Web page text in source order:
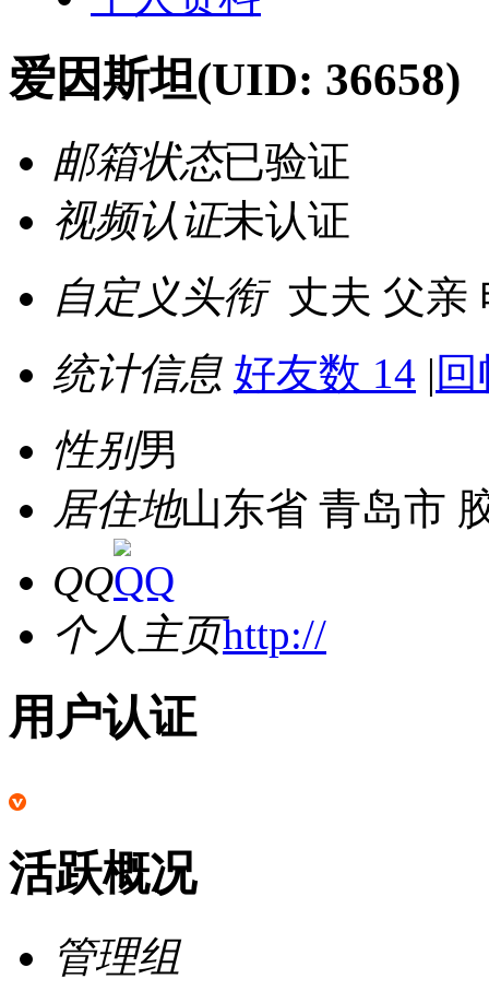
爱因斯坦(UID: 36658)
邮箱状态已验证
视频认证未认证
自定义头衔 丈夫 父亲
统计信息 好友数 14 |
性别男
居住地山东省 青岛市
QQ
个人主页http://
用户认证
活跃概况
管理组